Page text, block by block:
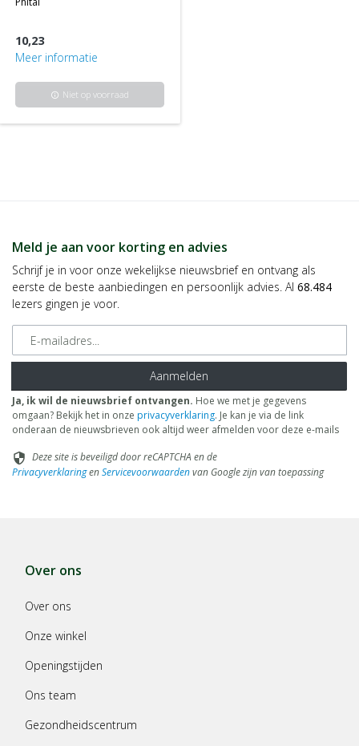
10,23
Meer informatie
info Niet op voorraad
Meld je aan voor korting en advies
Schrijf je in voor onze wekelijkse nieuwsbrief en ontvang als
eerste de beste aanbiedingen en persoonlijk advies. Al 68.484
lezers gingen je voor.
E-mailadres
Aanmelden
Ja, ik wil de nieuwsbrief ontvangen. Hoe we met je gegevens
omgaan? Bekijk het in onze privacyverklaring. Je kan je via de link
onderaan de nieuwsbrieven ook altijd weer afmelden voor deze e-mails
security Deze site is beveiligd door reCAPTCHA en de
PrivacyverklaringenServicevoorwaardenvan Google zijn van toepassing
Over ons
Over ons
Onze winkel
Openingstijden
Ons team
Gezondheidscentrum